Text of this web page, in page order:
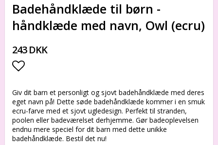
Badehåndklæde til børn -
håndklæde med navn, Owl (ecru)
243 DKK
Add to list of favorites
Giv dit barn et personligt og sjovt badehåndklæde med deres
eget navn på! Dette søde badehåndklæde kommer i en smuk
ecru-farve med et sjovt ugledesign. Perfekt til stranden,
poolen eller badeværelset derhjemme. Gør badeoplevelsen
endnu mere speciel for dit barn med dette unikke
badehåndklæde. Bestil det nu!